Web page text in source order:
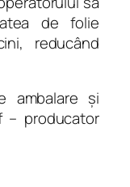
de folie
reducând
ambalare și
– producator